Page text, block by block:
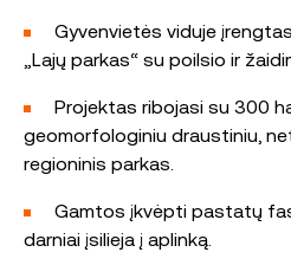
Gyvenvietės viduje
„Lajų parkas“ su poilsio ir
Projektas ribojasi su 300
geomorfologiniu draustiniu,
regioninis parkas.
Gamtos įkvėpti pastatų
darniai įsilieja į aplinką.